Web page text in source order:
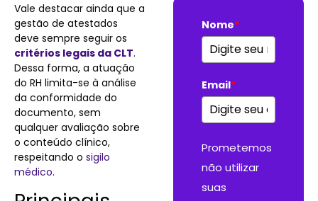
Vale destacar ainda que a
gestão de atestados
deve sempre seguir os
critérios legais da CLT.
Dessa forma, a atuação
do RH limita-se à análise
da conformidade do
documento, sem
qualquer avaliação sobre
o conteúdo clínico,
respeitando o sigilo
médico.
Nome*
Email*
Prometemos
não utilizar
suas